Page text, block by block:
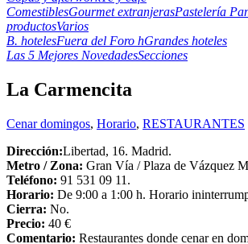
ComestiblesGourmet extranjerasPastelería
productosVarios
B. hotelesFuera del Foro hGrandes hoteles
Las 5 Mejores NovedadesSecciones
La Carmencita
Cenar domingos, Horario, RESTAURANTES
Dirección:Libertad, 16. Madrid.
Metro / Zona: Gran Vía / Plaza de Vázquez
Teléfono: 91 531 09 11.
Horario: De 9:00 a 1:00 h. Horario
Cierra: No.
Precio: 40 €
Comentario: Restaurantes donde cenar en